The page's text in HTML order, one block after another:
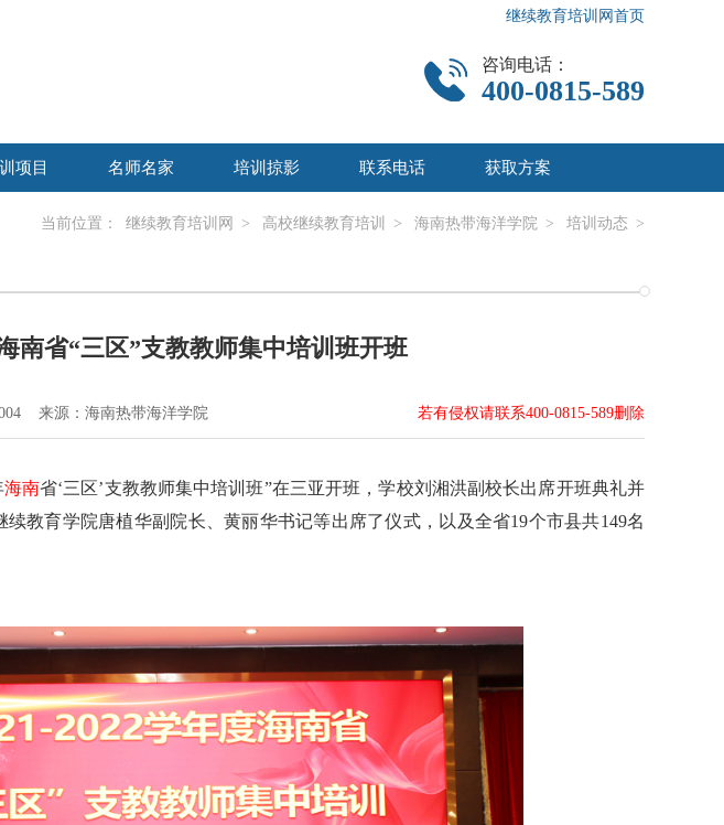
继续教育培训网首页
咨询电话：
400-0815-589
项目 名师名家 培训掠影 联系电话 获取方案
当前位置： 继续教育培训网 > 高校继续教育培训 > 海南热带海洋学院 > 培训动态 >
南省“三区”支教教师集中培训班开班
来源：海南热带海洋学院 若有侵权请联系400-0815-589删除
海南省‘三区’支教教师集中培训班”在三亚开班，学校刘湘洪副校长出席开班典礼并
教育学院唐植华副院长、黄丽华书记等出席了仪式，以及全省19个市县共149名